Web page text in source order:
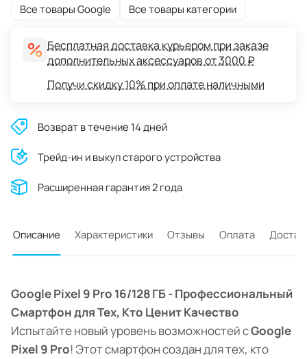
Все товары Google Все товары категории
Бесплатная доставка курьером при заказе
дополнительных аксессуаров от 3000 ₽
Получи скидку 10% при оплате наличными
Возврат в течение 14 дней
Трейд-ин и выкуп старого устройства
Расширенная гарантия 2 года
Описание Характеристики Отзывы Оплата
Google Pixel 9 Pro 16/128 ГБ - Профессиональный
Смартфон для Тех, Кто Ценит Качество
Испытайте новый уровень возможностей сGoogle
Pixel 9 Pro! Этот смартфон создан для тех, кто